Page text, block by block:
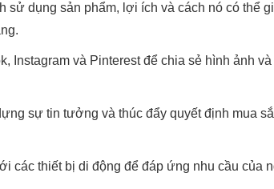
dụng sản phẩm, lợi ích và cách nó có thể
Instagram và Pinterest để chia sẻ hình ảnh
sự tin tưởng và thúc đẩy quyết định mua
các thiết bị di động để đáp ứng nhu cầu của